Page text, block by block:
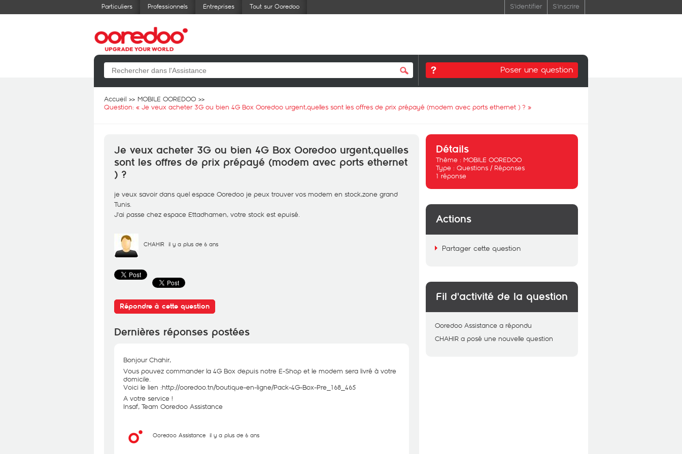
Particuliers Professionnels Entreprises Tout sur Ooredoo S'identifier S'inscrire
Poser une question
Accueil
MOBILE OOREDOO
Question: « Je veux acheter 3G ou bien 4G Box Ooredoo urgent,quelles sont les offres de prix prépayé (modem avec ports ethernet ) ? »
Je veux acheter 3G ou bien 4G Box Ooredoo urgent,quelles
sont les offres de prix prépayé (modem avec ports ethernet
) ?
je veux savoir dans quel espace Ooredoo je peux trouver vos modem en stock,zone grand
Tunis.
J'ai passe chez espace Ettadhamen, votre stock est epuisé.
CHAHIR il y a plus de 6 ans
Répondre à cette question
Dernières réponses postées
Bonjour Chahir,
Vous pouvez commander la 4G Box depuis notre E-Shop et le modem sera livré à votre
domicile.
Voici le lien :http://ooredoo.tn/boutique-en-ligne/Pack-4G-Box-Pre_168_465
A votre service !
Insaf, Team Ooredoo Assistance
Ooredoo Assistance il y a plus de 6 ans
Détails
Thème : MOBILE OOREDOO
Type : Questions / Réponses
1 réponse
Actions
Partager cette question
Fil d'activité de la question
Ooredoo Assistance a répondu
CHAHIR a posé une nouvelle question